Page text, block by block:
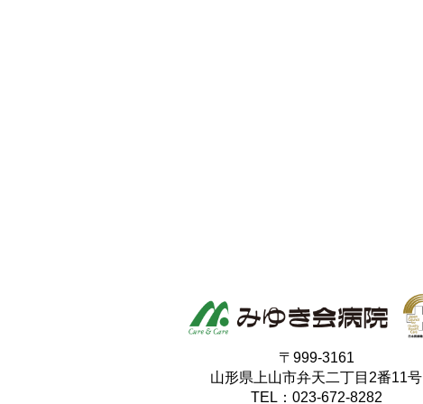
〒999-3161
山形県上山市弁天二丁目2番11号
TEL：023-672-8282